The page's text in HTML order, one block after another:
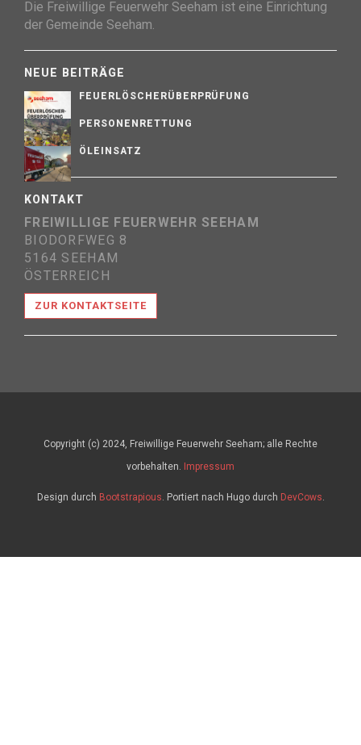
Die Freiwillige Feuerwehr Seeham ist eine Einrichtung
der Gemeinde Seeham.
NEUE BEITRÄGE
FEUERLÖSCHERÜBERPRÜFUNG
PERSONENRETTUNG
ÖLEINSATZ
KONTAKT
FREIWILLIGE FEUERWEHR SEEHAM
BIODORFWEG 8
5164 SEEHAM
ÖSTERREICH
ZUR KONTAKTSEITE
Copyright (c) 2024, Freiwillige Feuerwehr Seeham; alle Rechte
vorbehalten. Impressum
Design durch Bootstrapious. Portiert nach Hugo durch DevCows.